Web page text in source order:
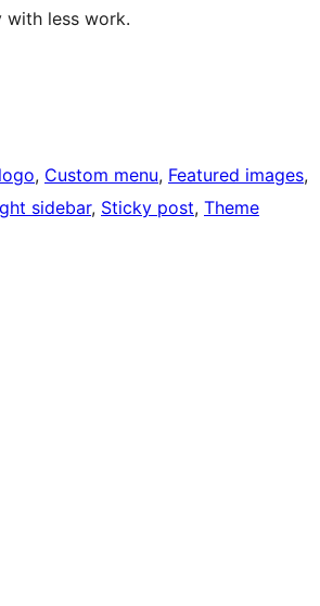
less work.
, Custom menu, Featured images
sidebar, Sticky post, Theme